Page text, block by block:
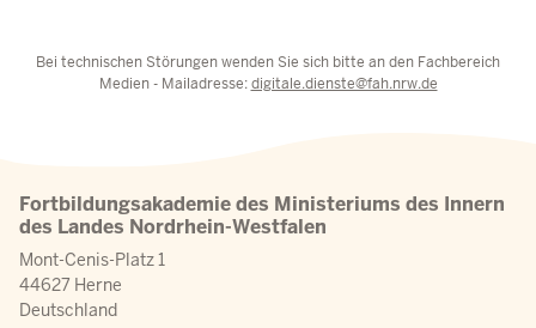
Bei technischen Störungen wenden Sie sich bitte an den Fachbereich
Medien - Mailadresse:digitale.dienste@fah.nrw.de
Fortbildungsakademie des Ministeriums des Innern
des Landes Nordrhein-Westfalen
Mont-Cenis-Platz 1
44627 Herne
Deutschland